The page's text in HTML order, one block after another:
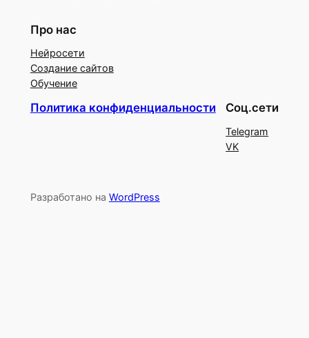
Про нас
Нейросети
Создание сайтов
Обучение
Политика конфиденциальности Соц.сети
Telegram
VK
Разработано на WordPress